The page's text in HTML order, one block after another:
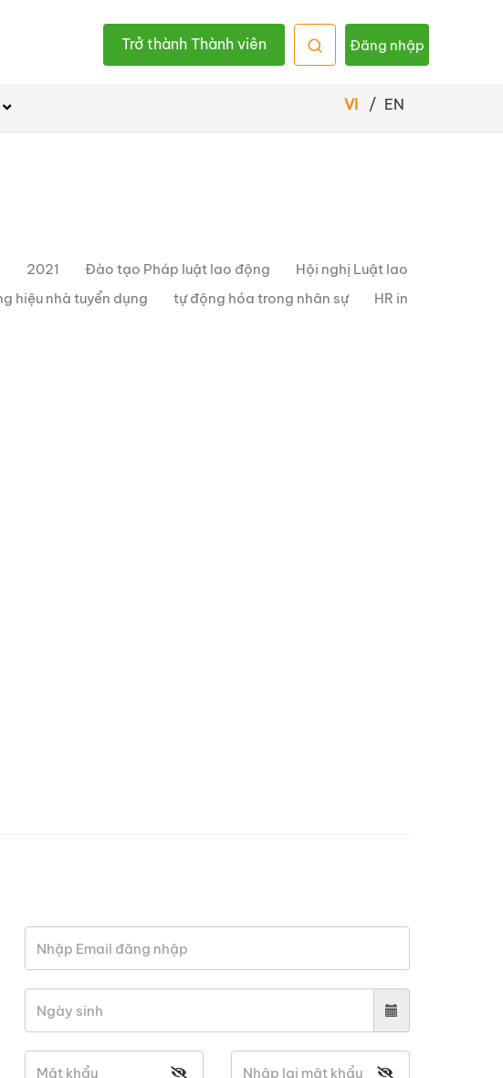
Trở thành Thành viên Đăng nhập
VI / EN
2021 Đào tạo Pháp luật lao động
Hội nghị Luật lao
hiệu nhà tuyển dụng tự động hóa trong nhân sự
HR in